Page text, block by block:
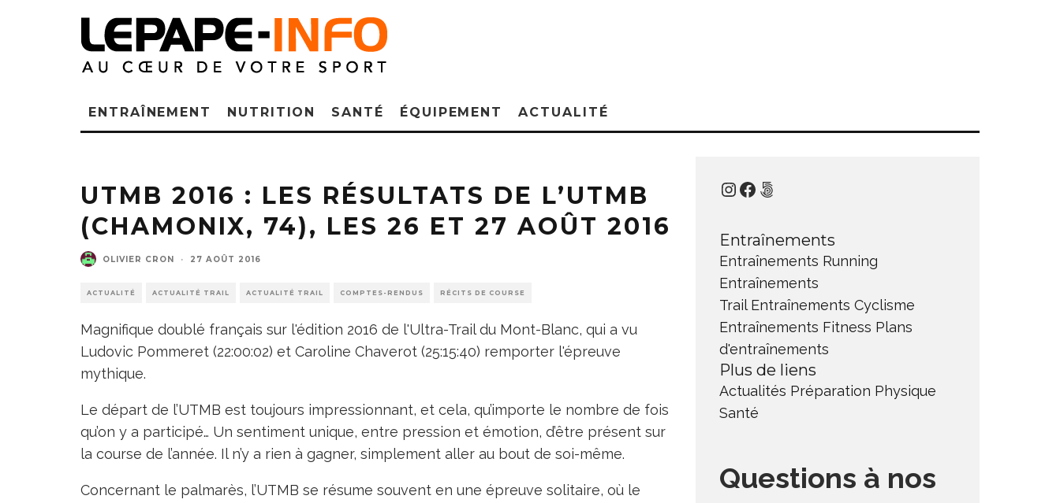
ENTRAÎNEMENT NUTRITION SANTÉ ÉQUIPEMENT ACTUALITÉ
UTMB 2016 : LES RÉSULTATS DE L’UTMB
(CHAMONIX, 74), LES 26 ET 27 AOÛT 2016
OLIVIER CRON · 27 AOÛT 2016
ACTUALITÉ ACTUALITÉ TRAIL ACTUALITÉ TRAIL COMPTES-RENDUS RÉCITS DE COURSE
Magnifique doublé français sur l'édition 2016 de l'Ultra-Trail du Mont-Blanc, qui a vu
Ludovic Pommeret (22:00:02) et Caroline Chaverot (25:15:40) remporter l'épreuve
mythique.
Le départ de l’UTMB est toujours impressionnant, et cela, qu’importe le nombre de fois
qu’on y a participé… Un sentiment unique, entre pression et émotion, d’être présent sur
la course de l’année. Il n’y a rien à gagner, simplement aller au bout de soi-même.
Concernant le palmarès, l’UTMB se résume souvent en une épreuve solitaire, où le
Instagram
Facebook
500px
Entraînements
Entraînements Running
Entraînements
Trail Entraînements Cyclisme
Entraînements Fitness Plans
d'entraînements
Plus de liens
Actualités Préparation Physique
Santé
Questions à nos